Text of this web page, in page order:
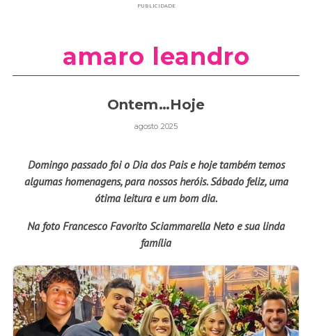
PUBLICIDADE
amaro leandro
Ontem…Hoje
agosto 2025
Domingo passado foi o Dia dos Pais e hoje também temos
algumas homenagens, para nossos heróis. Sábado feliz, uma
ótima leitura e um bom dia.
Na foto Francesco Favorito Sciammarella Neto e sua linda
família